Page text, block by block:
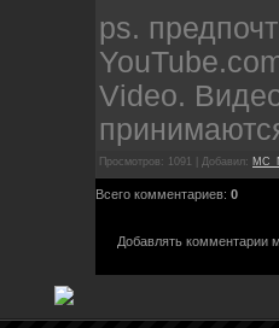
ps.
Video.
Просмотров: 1091 | Добавил:
Всего комментариев: 0
Добавлять комментарии